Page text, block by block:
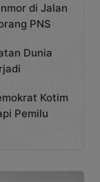
di Jalan
PNS
Dunia
Kotim
Pemilu